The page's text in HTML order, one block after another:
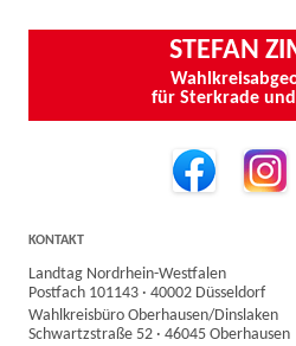
STEFAN
für Sterkrade
KONTAKT
Landtag Nordrhein-Westfalen
Postfach 101143 · 40002 Düsseldorf
Wahlkreisbüro Oberhausen/Dinslaken
Schwartzstraße 52 · 46045 Oberhausen